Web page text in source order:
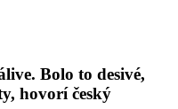
Bolo to desivé,
hovorí český